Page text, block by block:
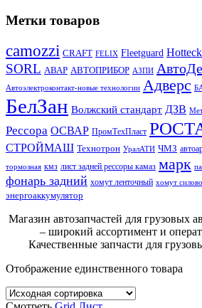
Метки товаров
camozzi CRAFT FELIX Fleetguard
SORL АВАР АВТОПРИБОР АЗПИ
Автоэлектроконтакт-новые технологии Адверс
БелЗан Волжский стандарт ДЗВ
Рессора ОСВАР ПромТехПласт
СТРОЙМАШ Технотрон УралАТИ ЧМЗ
тормозная кмз лист задней рессоры камаз марк
фонарь задний хомут ленточный хомут
энергоаккумулятор
Магазин автозапчастей для грузовых
– широкий ассортимент и
Качественные запчасти для
Отображение единственного товара